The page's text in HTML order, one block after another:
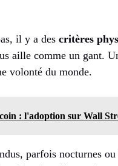
il y a des critères
aille comme un gant.
volonté du monde.
: l'adoption sur Wall
parfois nocturnes